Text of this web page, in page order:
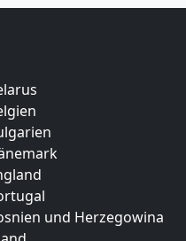
und Herzegowina